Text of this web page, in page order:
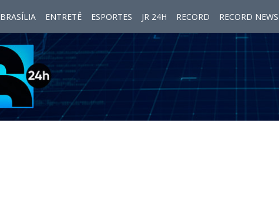
BRASÍLIA ENTRETÊ ESPORTES JR 24H RECORD RECORD NEWS